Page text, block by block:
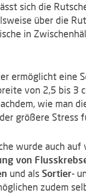
sich die
über die
in
ermöglicht eine
von 2,5 bis 3
wie man
größere Stress
wurde auch
von
und als Sortier-
zudem